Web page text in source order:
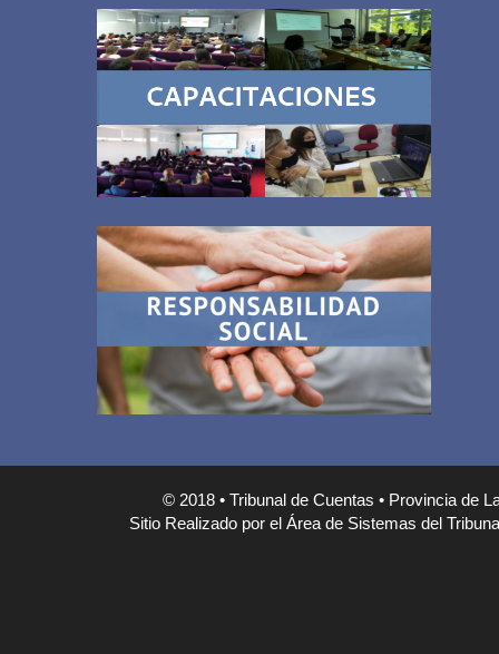
© 2018 • Tribunal de Cuentas • Provincia de La
Sitio Realizado por el Área de Sistemas del Tribunal